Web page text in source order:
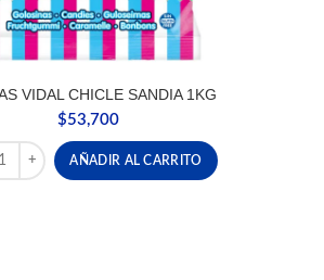
cantidad
VIDAL CHICLE SANDIA 1KG
$53,700
VIDAL CHICLE SANDIA 1KG cantidad
AÑADIR AL CARRITO